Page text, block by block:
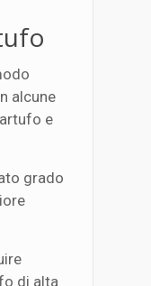
alcune
e
grado
di alta